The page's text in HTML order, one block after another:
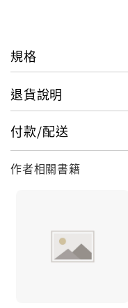
規格
退貨說明
付款/配送
作者相關書籍